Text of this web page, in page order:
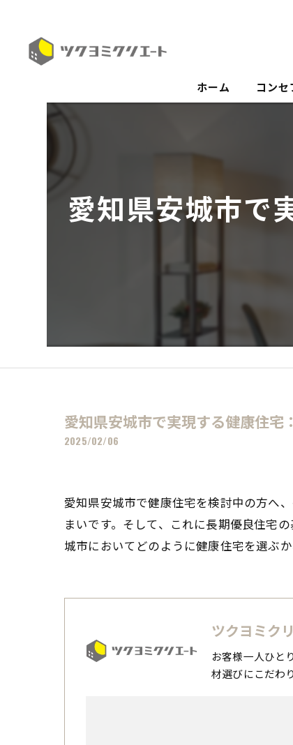
ホーム コンセ
愛知県安城市で
愛知県安城市で実現する健康住宅
2025/02/06
愛知県安城市で健康住宅を検討中の方へ
まいです。そして、これに長期優良住宅
城市においてどのように健康住宅を選ぶ
ツクヨミク
お客様一人ひと
材選びにこだわ